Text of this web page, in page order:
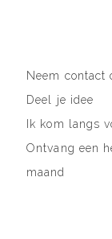
Neem contact
Deel je idee
Ik kom langs
Ontvang een
maand